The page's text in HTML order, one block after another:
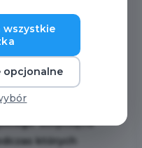
w Wejherowie
konsultacyjne
dotyczące
których
wszystkie
opcjonalne